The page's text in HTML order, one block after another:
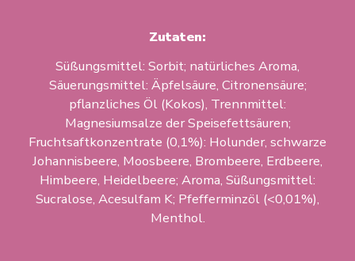
Zutaten:
Süßungsmittel: Sorbit; natürliches Aroma,
Säuerungsmittel: Äpfelsäure, Citronensäure;
pflanzliches Öl (Kokos), Trennmittel:
Magnesiumsalze der Speisefettsäuren;
Fruchtsaftkonzentrate (0,1%): Holunder, schwarze
Johannisbeere, Moosbeere, Brombeere, Erdbeere,
Himbeere, Heidelbeere; Aroma, Süßungsmittel:
Sucralose, Acesulfam K; Pfefferminzöl (<0,01%),
Menthol.